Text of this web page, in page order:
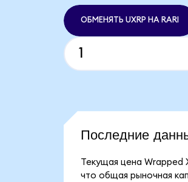
ОБМЕНЯТЬ UXRP НА RARI
Последние
Текущая цена Wrapped
что общая рыночная